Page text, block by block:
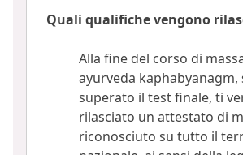
Quali qualifiche vengono
Alla fine del corso di
ayurveda kaphabyanagm,
superato il test finale, ti
rilasciato un attestato di
riconosciuto su tutto il